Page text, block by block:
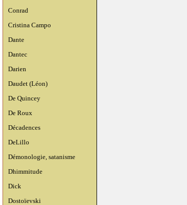
Conrad
Cristina Campo
Dante
Dantec
Darien
Daudet (Léon)
De Quincey
De Roux
Décadences
DeLillo
Démonologie, satanisme
Dhimmitude
Dick
Dostoïevski